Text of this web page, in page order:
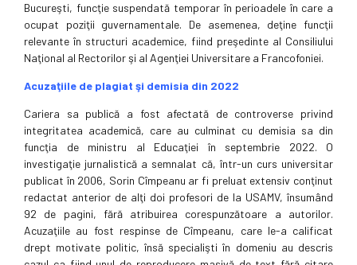
Bucureşti, funcţie suspendată temporar în perioadele în care a
ocupat poziţii guvernamentale. De asemenea, deţine funcţii
relevante în structuri academice, fiind preşedinte al Consiliului
Naţional al Rectorilor şi al Agenţiei Universitare a Francofoniei.
Acuzaţiile de plagiat şi demisia din 2022
Cariera sa publică a fost afectată de controverse privind
integritatea academică, care au culminat cu demisia sa din
funcţia de ministru al Educaţiei în septembrie 2022. O
investigaţie jurnalistică a semnalat că, într-un curs universitar
publicat în 2006, Sorin Cîmpeanu ar fi preluat extensiv conţinut
redactat anterior de alţi doi profesori de la USAMV, însumând
92 de pagini, fără atribuirea corespunzătoare a autorilor.
Acuzaţiile au fost respinse de Cîmpeanu, care le-a calificat
drept motivate politic, însă specialişti în domeniu au descris